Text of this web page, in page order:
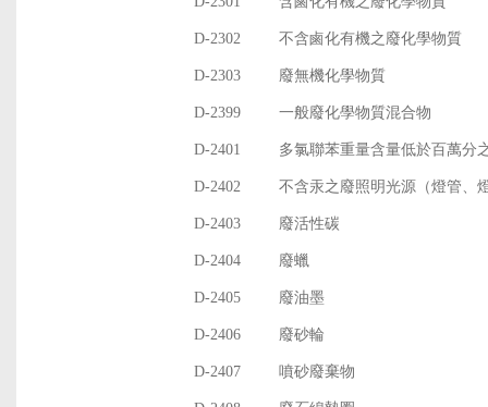
D-2302 不含鹵化有機之廢化學物質
D-2303 廢無機化學物質
D-2399 一般廢化學物質混合物
D-2401 多氯聯苯重量含量低於百萬分
D-2402 不含汞之廢照明光源（燈管、
D-2403 廢活性碳
D-2404 廢蠟
D-2405 廢油墨
D-2406 廢砂輪
D-2407 噴砂廢棄物